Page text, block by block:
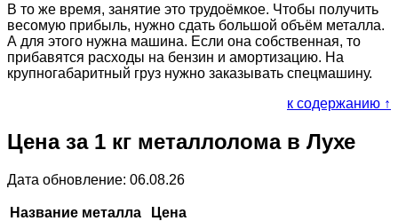
В то же время, занятие это трудоёмкое. Чтобы получить
весомую прибыль, нужно сдать большой объём металла.
А для этого нужна машина. Если она собственная, то
прибавятся расходы на бензин и амортизацию. На
крупногабаритный груз нужно заказывать спецмашину.
к содержанию ↑
Цена за 1 кг металлолома в Лухе
Дата обновление: 06.08.26
Название металла
Цена